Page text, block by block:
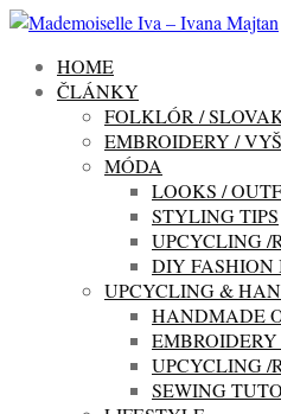
HOME
ČLÁNKY
FOLKLÓR /
EMBROIDERY /
MÓDA
LOOKS /
STYLING TIPS
UPCYCLING /
DIY FASHION
UPCYCLING &
HANDMADE
UPCYCLING /
SEWING